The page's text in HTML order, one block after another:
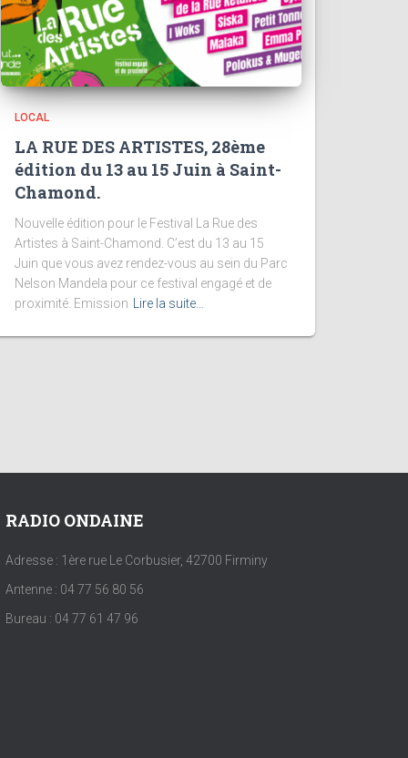
LOCAL
LA RUE DES ARTISTES, 28ème
édition du 13 au 15 Juin à Saint-
Chamond.
Nouvelle édition pour le Festival La Rue des
Artistes à Saint-Chamond. C’est du 13 au 15
Juin que vous avez rendez-vous au sein du Parc
Nelson Mandela pour ce festival engagé et de
proximité. Emission
Lire la suite…
RADIO ONDAINE
Adresse : 1ère rue Le Corbusier, 42700 Firminy
Antenne : 04 77 56 80 56
Bureau : 04 77 61 47 96